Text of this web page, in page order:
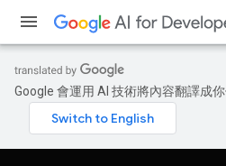
Google 會運用 AI 技術將內容翻譯成